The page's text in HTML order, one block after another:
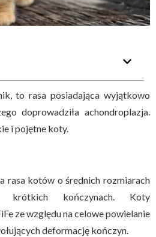
to rasa posiadająca wyjątkowo
doprowadziła achondroplazja.
i pojętne koty.
rasa kotów o średnich rozmiarach
krótkich kończynach. Koty
ze względu na celowe powielanie
deformację kończyn.